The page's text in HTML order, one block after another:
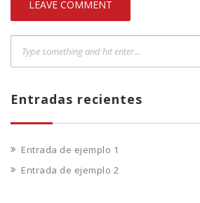
Entradas recientes
Entrada de ejemplo 1
Entrada de ejemplo 2